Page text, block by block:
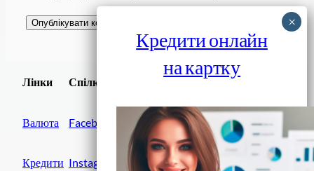
Лінки
Валюта
Кредити
Спілки
Facebook
Instagram
Завантажити
Кредити онлайн
на картку